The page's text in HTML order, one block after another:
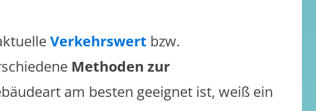
Verkehrswert bzw.
Methoden zur
am besten geeignet ist, weiß ein